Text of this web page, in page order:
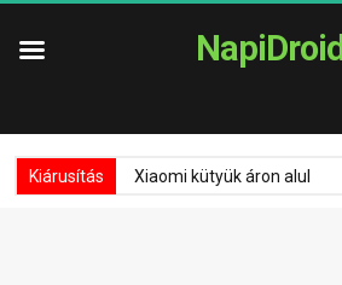
NapiDroid
Kiárusítás Xiaomi kütyük áron alul